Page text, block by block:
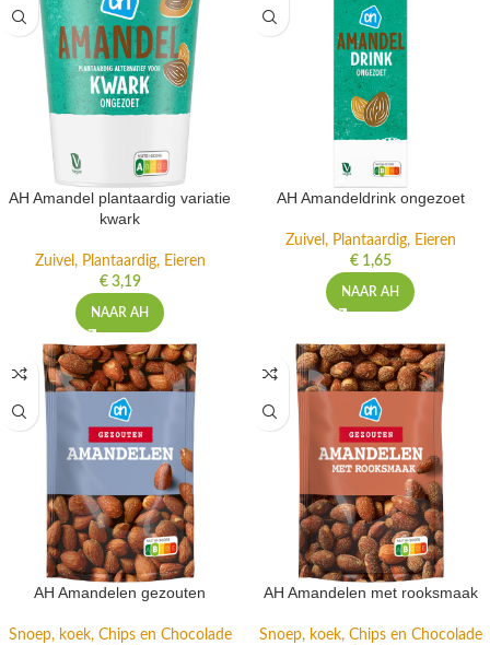
AH Amandel plantaardig variatie
kwark
Zuivel, Plantaardig, Eieren
€3,19
NAAR AH
AH Amandeldrink ongezoet
Zuivel, Plantaardig, Eieren
€1,65
NAAR AH
AH Amandelen gezouten
Snoep, koek, Chips en Chocolade
AH Amandelen met rooksmaak
Snoep, koek, Chips en Chocolade